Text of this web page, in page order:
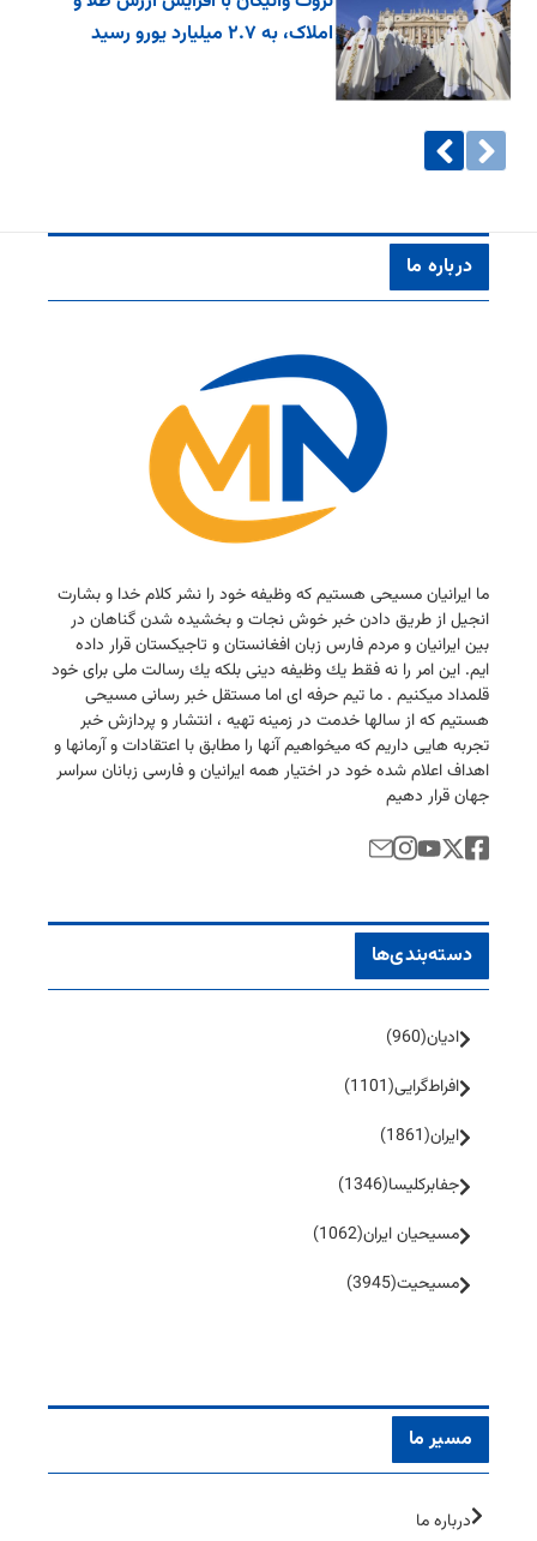
املاک، به ۲.۷ میلیارد یورو رسید
درباره ما
ما ایرانیان مسیحی هستیم كه وظیفه خود را نشر كلام خدا و بشارت
انجیل از طریق دادن خبر خوش نجات و بخشیده شدن گناهان در
بین ایرانیان و مردم فارس زبان افغانستان و تاجیكستان قرار داده
ایم. این امر را نه فقط یك وظیفه دینی بلكه یك رسالت ملی برای خود
قلمداد میكنیم . ما تیم حرفه ای اما مستقل خبر رسانی مسیحی
هستیم كه از سالها خدمت در زمینه تهیه ، انتشار و پردازش خبر
تجربه هایی داریم كه میخواهیم آنها را مطابق با اعتقادات و آرمانها و
اهداف اعلام شده خود در اختیار همه ایرانیان و فارسی زبانان سراسر
جهان قرار دهیم
دسته‌بندی‌ها
ادیان(960)
افراط‌گرایی(1101)
ایران(1861)
جفا‌بر‌کلیسا(1346)
مسیحیان ایران(1062)
مسیحیت(3945)
مسیر ما
درباره ما